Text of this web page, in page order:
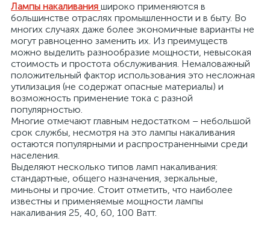
Лампы накаливания широко применяются в
большинстве отраслях промышленности и в быту. Во
многих случаях даже более экономичные варианты не
могут равноценно заменить их. Из преимуществ
можно выделить разнообразие мощности, невысокая
стоимость и простота обслуживания. Немаловажный
положительный фактор использования это несложная
утилизация (не содержат опасные материалы) и
возможность применение тока с разной
популярностью.
Многие отмечают главным недостатком – небольшой
срок службы, несмотря на это лампы накаливания
остаются популярными и распространенными среди
населения.
Выделяют несколько типов ламп накаливания:
стандартные, общего назначения, зеркальные,
миньоны и прочие. Стоит отметить, что наиболее
известны и применяемые мощности лампы
накаливания 25, 40, 60, 100 Ватт.